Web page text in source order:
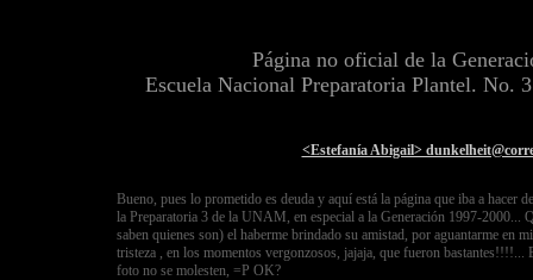
Bueno, pues lo prometido es deuda y aquí está la página que iba a hacer
la Preparatoria 3 de la UNAM, en especial a la Generación 1997-2000...
saben quienes son) el haberme brindado su amistad, por aguantarme en
tristeza , en los momentos vergonzosos, jajaja, que fueron bastantes!!!!...
foto no se molesten, =P OK?
Página no oficial de la
Escuela Nacional Preparatoria Plantel.
<Estefanía Abigail>